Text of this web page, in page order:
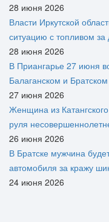
28 июня 2026
Власти Иркутской
ситуацию с топливом за
28 июня 2026
В Приангарье 27 июня
Балаганском и Братском
27 июня 2026
Женщина из
руля
26 июня 2026
В Братске мужчина
автомобиля за кражу
24 июня 2026